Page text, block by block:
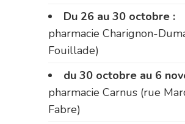
Du 26 au 30 octobre :
pharmacie Charignon-
Fouillade)
du 30 octobre au 6
pharmacie Carnus (rue
Fabre)